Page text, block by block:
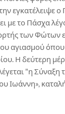
εγκατέλειψε ο
με το Πάσχα
των Φώτων
αγιασμού
Η δεύτερη
"η Σύναξη
Ιωάννη»,